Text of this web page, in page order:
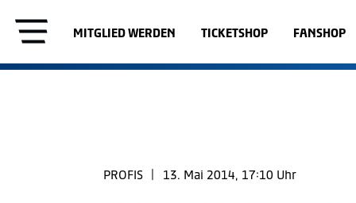
MITGLIED WERDEN TICKETSHOP FANSHOP
PROFIS 13. Mai 2014, 17:10 Uhr